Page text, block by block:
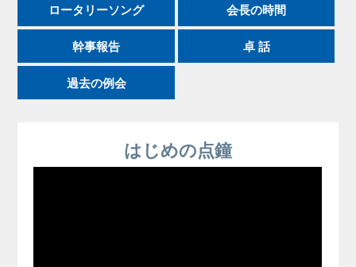
ロータリーソング 会長の時間
幹事報告 卓 話
過去の例会
はじめの点鐘